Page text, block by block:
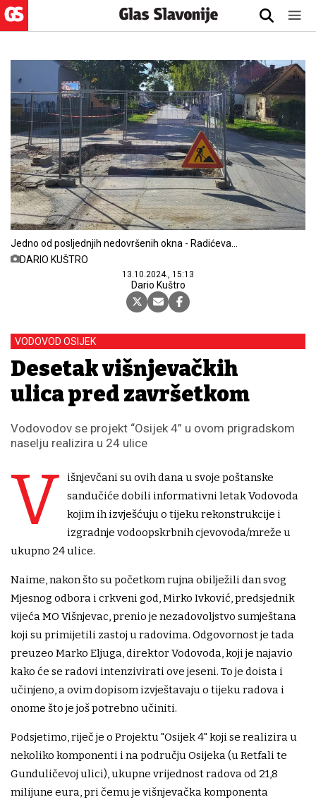
Jedno od posljednjih nedovršenih okna - Radićeva
ulicaDARIO KUŠTRO
13.10.2024., 15:13
Dario Kuštro
VODOVOD OSIJEK
Desetak višnjevačkih
ulica pred završetkom
Vodovodov se projekt “Osijek 4” u ovom prigradskom
naselju realizira u 24 ulice
V
išnjevčani su ovih dana u svoje poštanske
sandučiće dobili informativni letak Vodovoda
kojim ih izvješćuju o tijeku rekonstrukcije i
izgradnje vodoopskrbnih cjevovoda/mreže u
ukupno 24 ulice.
Naime, nakon što su početkom rujna obilježili dan svog
Mjesnog odbora i crkveni god, Mirko Ivković, predsjednik
vijeća MO Višnjevac, prenio je nezadovoljstvo sumještana
koji su primijetili zastoj u radovima. Odgovornost je tada
preuzeo Marko Eljuga, direktor Vodovoda, koji je najavio
kako će se radovi intenzivirati ove jeseni. To je doista i
učinjeno, a ovim dopisom izvještavaju o tijeku radova i
onome što je još potrebno učiniti.
Podsjetimo, riječ je o Projektu "Osijek 4" koji se realizira u
nekoliko komponenti i na području Osijeka (u Retfali te
Gunduličevoj ulici), ukupne vrijednost radova od 21,8
milijune eura, pri čemu je višnjevačka komponenta